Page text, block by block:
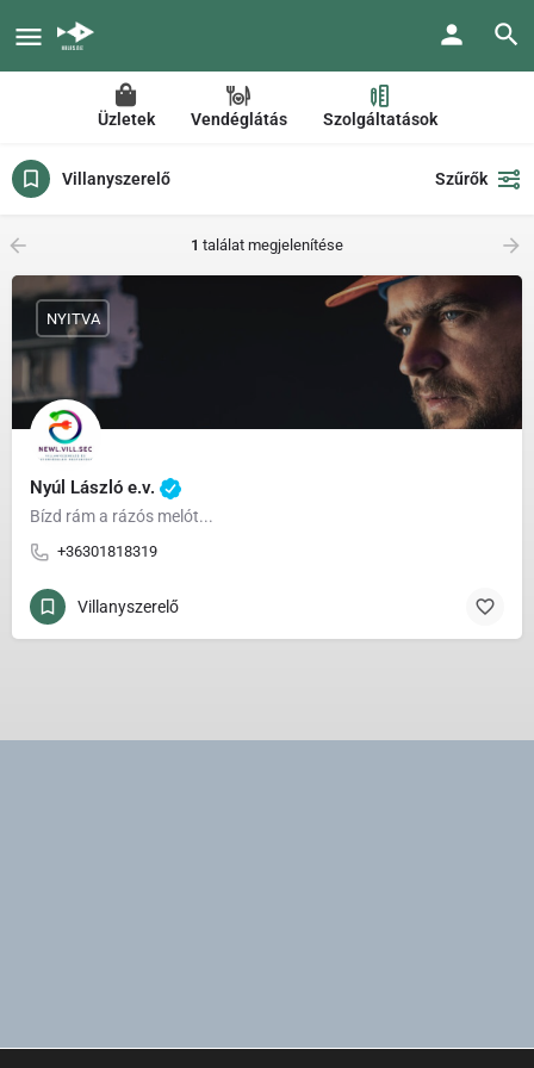
Üzletek Vendéglátás Szolgáltatások
Villanyszerelő Szűrők
1 találat megjelenítése
Nyúl László e.v.
Bízd rám a rázós melót...
+36301818319
NYITVA
Villanyszerelő